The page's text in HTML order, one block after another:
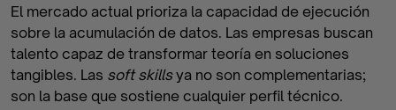
El mercado actual prioriza la capacidad de ejecución
sobre la acumulación de datos. Las empresas buscan
talento capaz de transformar teoría en soluciones
tangibles. Las soft skillsya no son complementarias;
son la base que sostiene cualquier perfil técnico.